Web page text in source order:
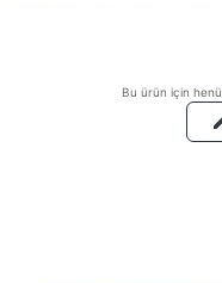
Bu ürün için